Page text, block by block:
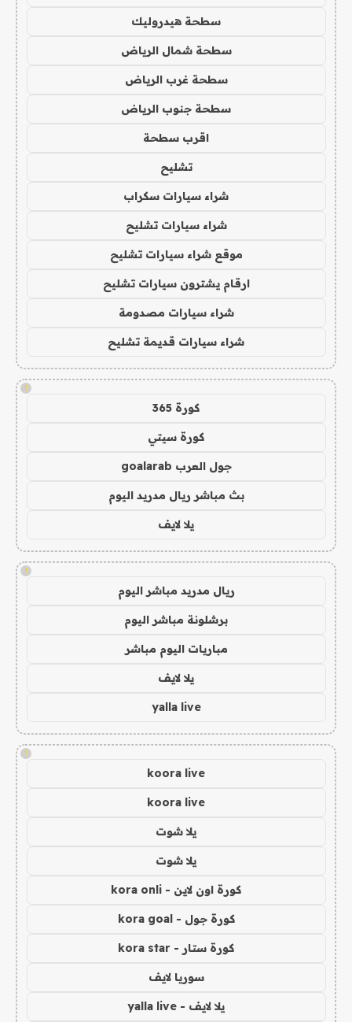
سطحة هيدروليك
سطحة شمال الرياض
سطحة غرب الرياض
سطحة جنوب الرياض
اقرب سطحة
تشليح
شراء سيارات سكراب
شراء سيارات تشليح
موقع شراء سيارات تشليح
ارقام يشترون سيارات تشليح
شراء سيارات مصدومة
شراء سيارات قديمة تشليح
!
كورة 365
كورة سيتي
جول العرب goalarab
بث مباشر ريال مدريد اليوم
يلا لايف
!
ريال مدريد مباشر اليوم
برشلونة مباشر اليوم
مباريات اليوم مباشر
يلا لايف
yalla live
!
koora live
koora live
يلا شوت
يلا شوت
كورة اون لاين - kora onli
كورة جول - kora goal
كورة ستار - kora star
سوريا لايف
يلا لايف - yalla live